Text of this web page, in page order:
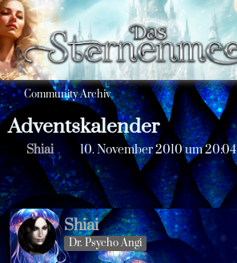
Community Archiv
Adventskalender
Shiai 10. November 2010 um 20:04
Shiai
Dr. Psycho Angi